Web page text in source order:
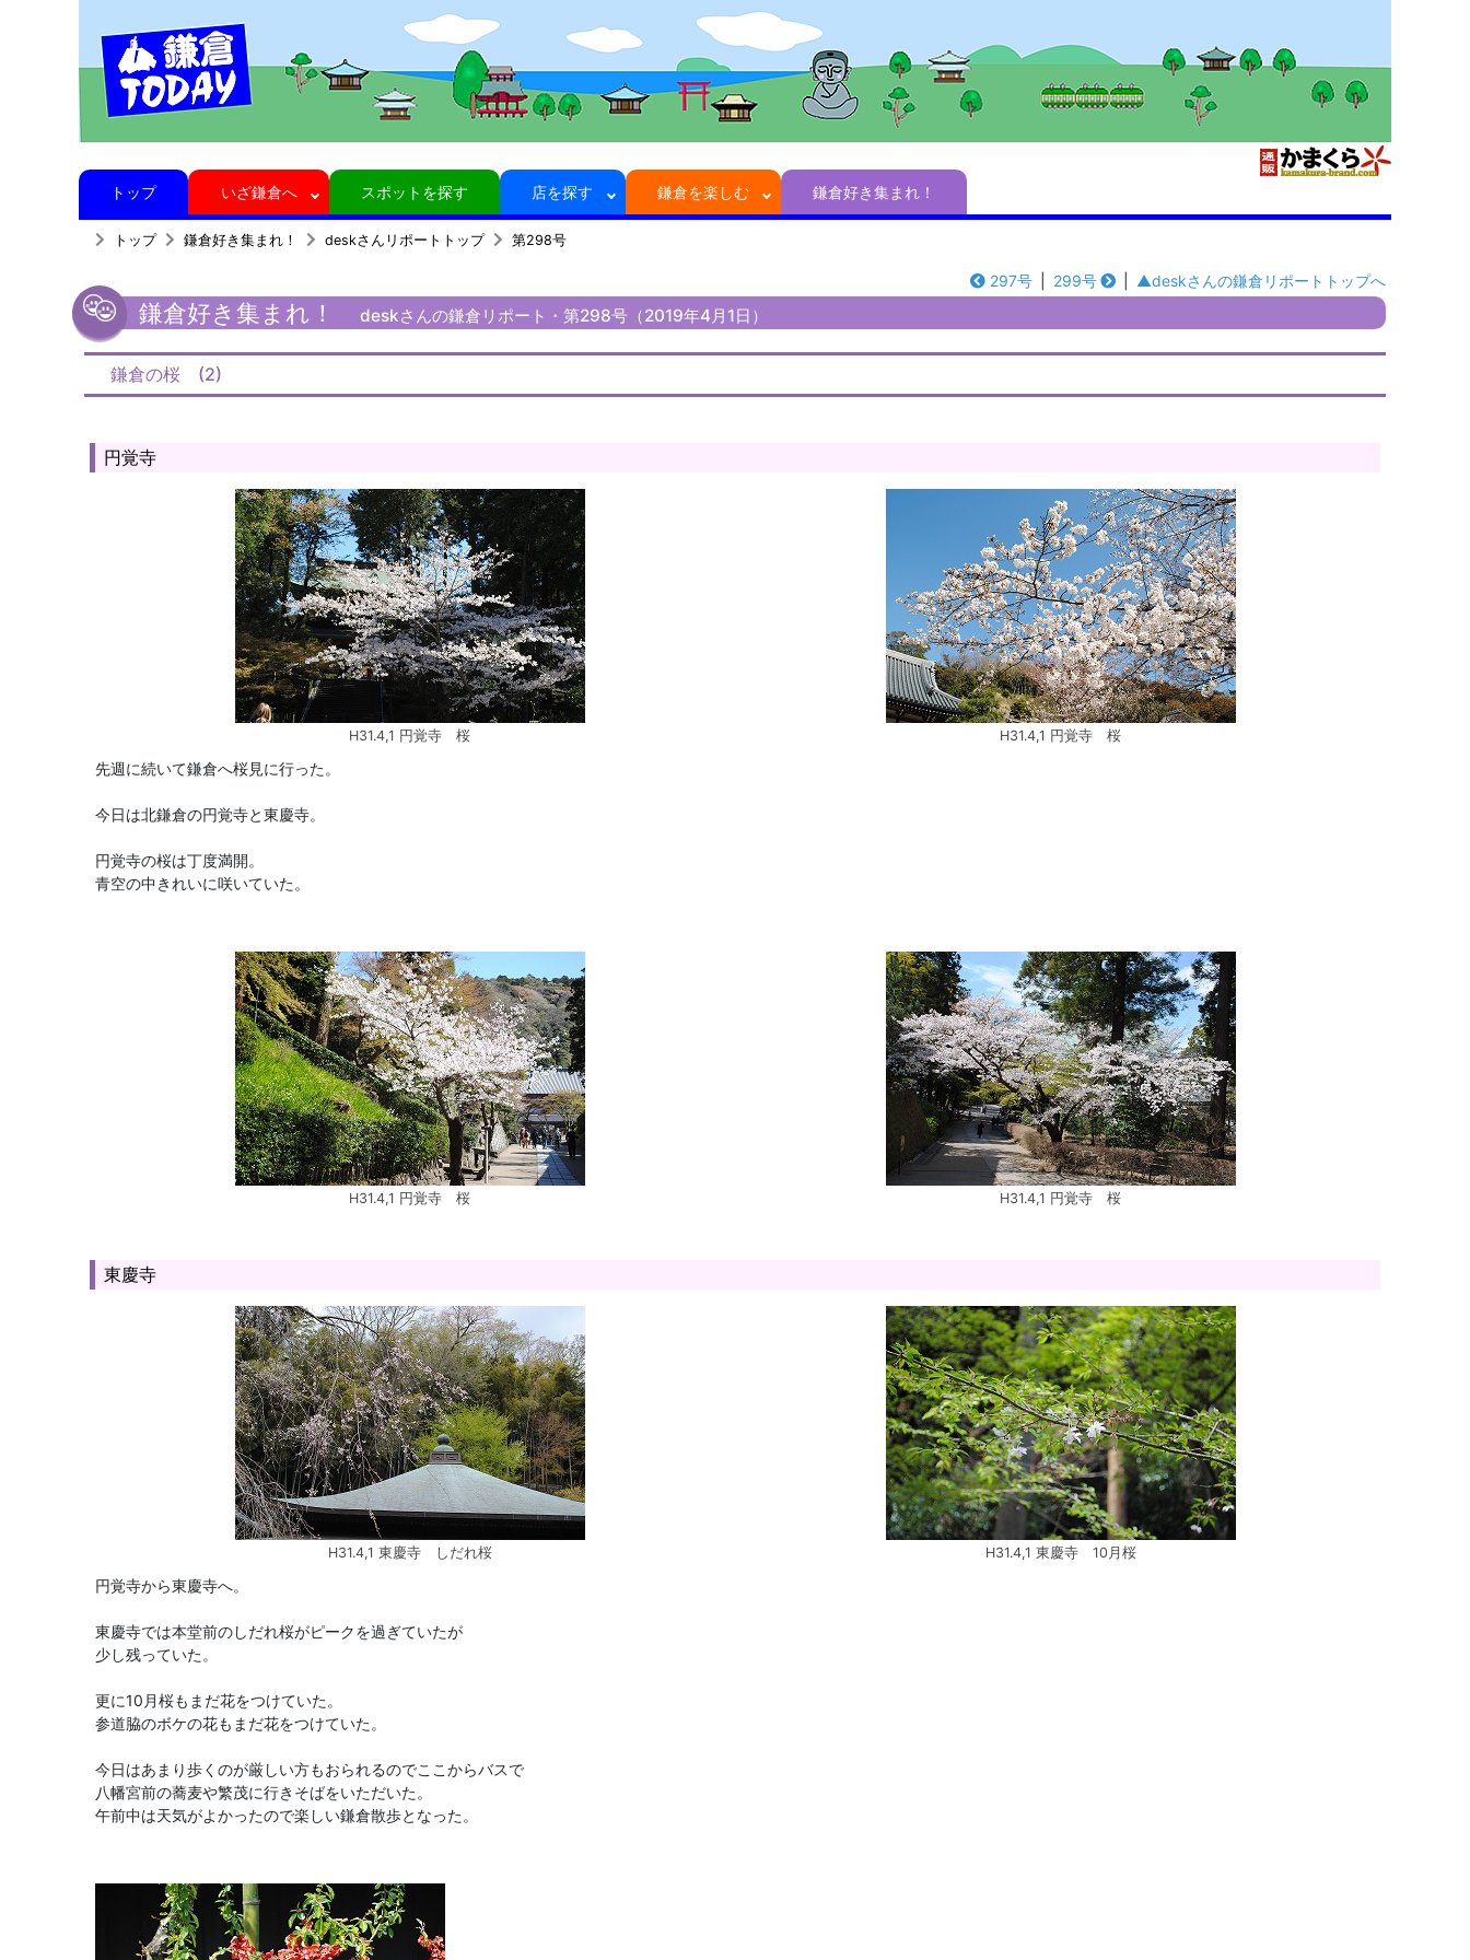
トップ いざ鎌倉へ スポットを探す 店を探す 鎌倉を楽しむ 鎌倉好き集まれ！
トップ 鎌倉好き集まれ！ deskさんリポートトップ 第298号
297号 299号 ▲deskさんの鎌倉リポートトップへ
鎌倉好き集まれ！ deskさんの鎌倉リポート・第298号（2019年4月1日）
鎌倉の桜 (2)
円覚寺
H31.4,1 円覚寺 桜 H31.4,1 円覚寺 桜
先週に続いて鎌倉へ桜見に行った。
今日は北鎌倉の円覚寺と東慶寺。
円覚寺の桜は丁度満開。
青空の中きれいに咲いていた。
H31.4,1 円覚寺 桜 H31.4,1 円覚寺 桜
東慶寺
H31.4,1 東慶寺 しだれ桜 H31.4,1 東慶寺 10月桜
円覚寺から東慶寺へ。
東慶寺では本堂前のしだれ桜がピークを過ぎていたが
少し残っていた。
更に10月桜もまだ花をつけていた。
参道脇のボケの花もまだ花をつけていた。
今日はあまり歩くのが厳しい方もおられるのでここからバスで
八幡宮前の蕎麦や繁茂に行きそばをいただいた。
午前中は天気がよかったので楽しい鎌倉散歩となった。